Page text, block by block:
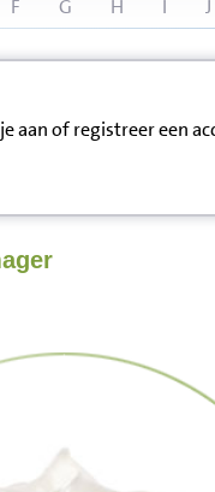
F G H I J
aan of registreer een